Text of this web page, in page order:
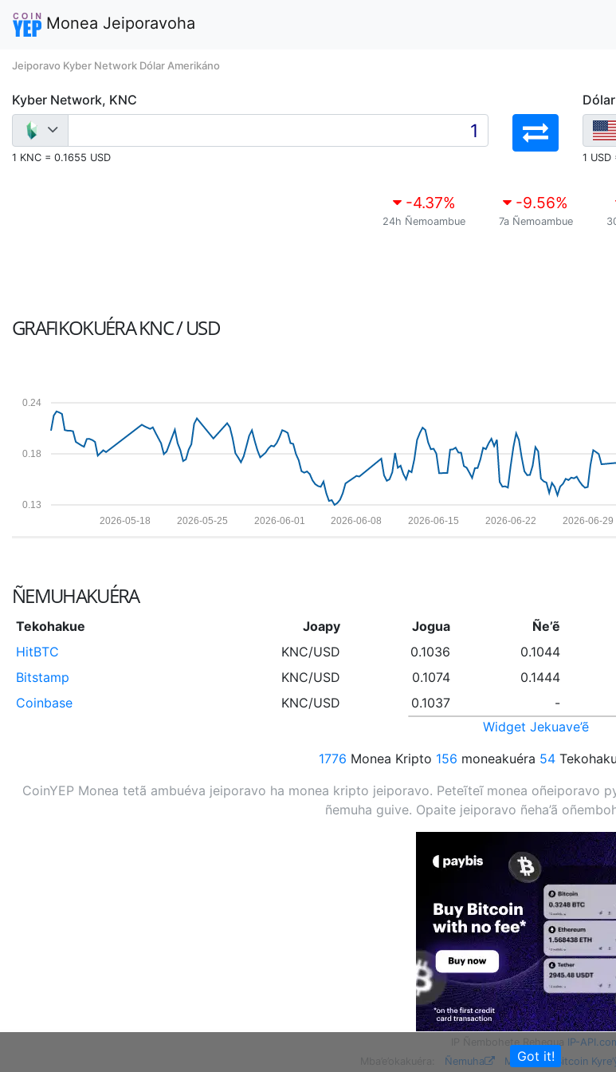
Monea Jeiporavoha
Jeiporavo Kyber Network Dólar Amerikáno
Kyber Network, KNC
1 KNC = 0.1655 USD 1 USD
-4.37%
24h Ñemoambue
-9.56%
7a Ñemoambue
GRAFIKOKUÉRAKNC / USD
0.13
0.18
0.24
2026-06-29
2026-06-22
2026-06-15
2026-06-08
2026-06-01
2026-05-25
2026-05-18
ÑEMUHAKUÉRA
Tekohakue Joapy Jogua Ñe’ẽ
HitBTC
KNC/USD 0.1036 0.1044
Bitstamp
KNC/USD 0.1074 0.1444
Coinbase
KNC/USD 0.1037 -
Widget Jekuave’ẽ
1776 Monea Kripto 156 moneakuéra 54
CoinYEP Monea tetã ambuéva jeiporavo ha monea kripto jeiporavo. Peteĩteĩ monea oñeiporavo
ñemuha guive. Opaite jeiporavo ñeha’ã
IP Ñembohete Rehegua IP-
Ñemuha Mining Bitcoin
Got it!